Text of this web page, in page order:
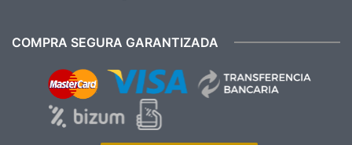
COMPRA SEGURA GARANTIZADA